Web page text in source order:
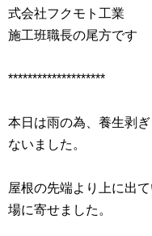
式会社フクモト工業
施工班職長の尾方です
********************
本日は雨の為、養生剥
ないました。
屋根の先端より上に出
場に寄せました。